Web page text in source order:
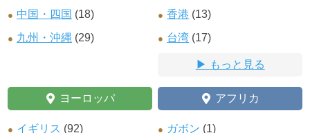
中国・四国 (18)
九州・沖縄 (29)
香港 (13)
台湾 (17)
もっと見る
ヨーロッパ
イギリス (92)
アフリカ
ガボン (1)